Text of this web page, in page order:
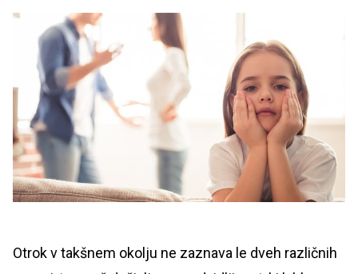
Otrok v takšnem okolju ne zaznava le dveh različnih